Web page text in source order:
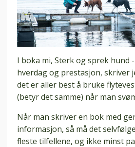
I boka mi, Sterk og sprek hund
hverdag og prestasjon, skriver
det er aller best å bruke
(betyr det samme) når man
Når man skriver en bok med
informasjon, så må det
fleste tilfellene, og ikke minst